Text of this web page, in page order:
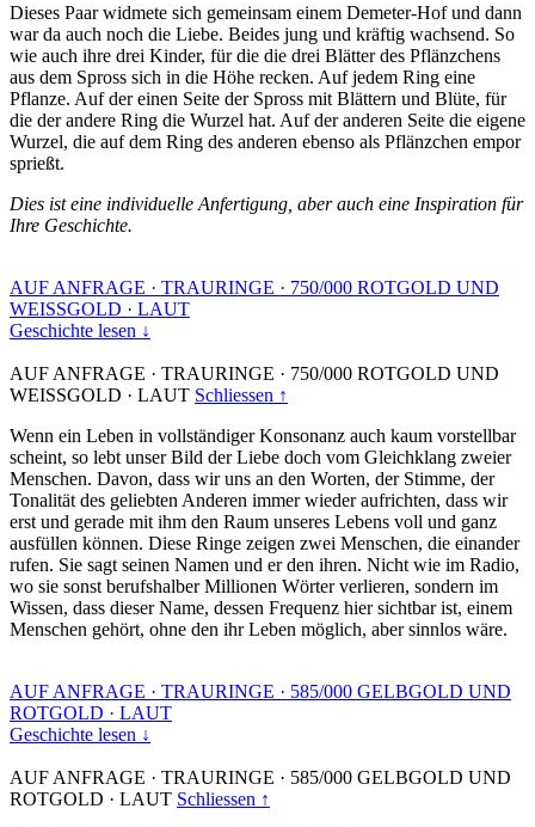
Dieses Paar widmete sich gemeinsam einem Demeter-Hof und dann
war da auch noch die Liebe. Beides jung und kräftig wachsend. So
wie auch ihre drei Kinder, für die die drei Blätter des Pflänzchens
aus dem Spross sich in die Höhe recken. Auf jedem Ring eine
Pflanze. Auf der einen Seite der Spross mit Blättern und Blüte, für
die der andere Ring die Wurzel hat. Auf der anderen Seite die eigene
Wurzel, die auf dem Ring des anderen ebenso als Pflänzchen empor
sprießt.
Dies ist eine individuelle Anfertigung, aber auch eine Inspiration für
Ihre Geschichte.
AUF ANFRAGE · TRAURINGE · 750/000 ROTGOLD UND
WEISSGOLD · LAUT
Geschichte lesen ↓
AUF ANFRAGE · TRAURINGE · 750/000 ROTGOLD UND
WEISSGOLD · LAUT Schliessen ↑
Wenn ein Leben in vollständiger Konsonanz auch kaum vorstellbar
scheint, so lebt unser Bild der Liebe doch vom Gleichklang zweier
Menschen. Davon, dass wir uns an den Worten, der Stimme, der
Tonalität des geliebten Anderen immer wieder aufrichten, dass wir
erst und gerade mit ihm den Raum unseres Lebens voll und ganz
ausfüllen können. Diese Ringe zeigen zwei Menschen, die einander
rufen. Sie sagt seinen Namen und er den ihren. Nicht wie im Radio,
wo sie sonst berufshalber Millionen Wörter verlieren, sondern im
Wissen, dass dieser Name, dessen Frequenz hier sichtbar ist, einem
Menschen gehört, ohne den ihr Leben möglich, aber sinnlos wäre.
AUF ANFRAGE · TRAURINGE · 585/000 GELBGOLD UND
ROTGOLD · LAUT
Geschichte lesen ↓
AUF ANFRAGE · TRAURINGE · 585/000 GELBGOLD UND
ROTGOLD · LAUT Schliessen ↑